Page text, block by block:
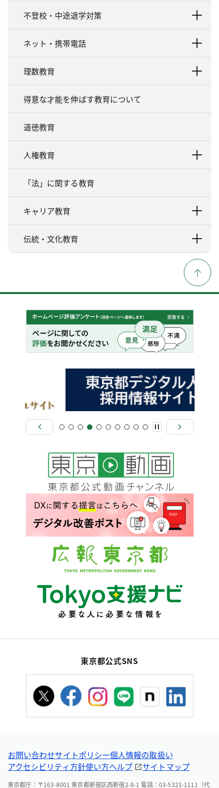
不登校・中途退学対策
ネット・携帯電話
理数教育
得意な才能を伸ばす教育について
道徳教育
人権教育
「法」に関する教育
キャリア教育
伝統・文化教育
東京都公式SNS
お問い合わせサイトポリシー個人情報の取扱い
アクセシビリティ方針使い方ヘルプ サイトマップ
東京都庁：〒163-8001 東京都新宿区西新宿2-8-1 電話：03-5321-1111（代